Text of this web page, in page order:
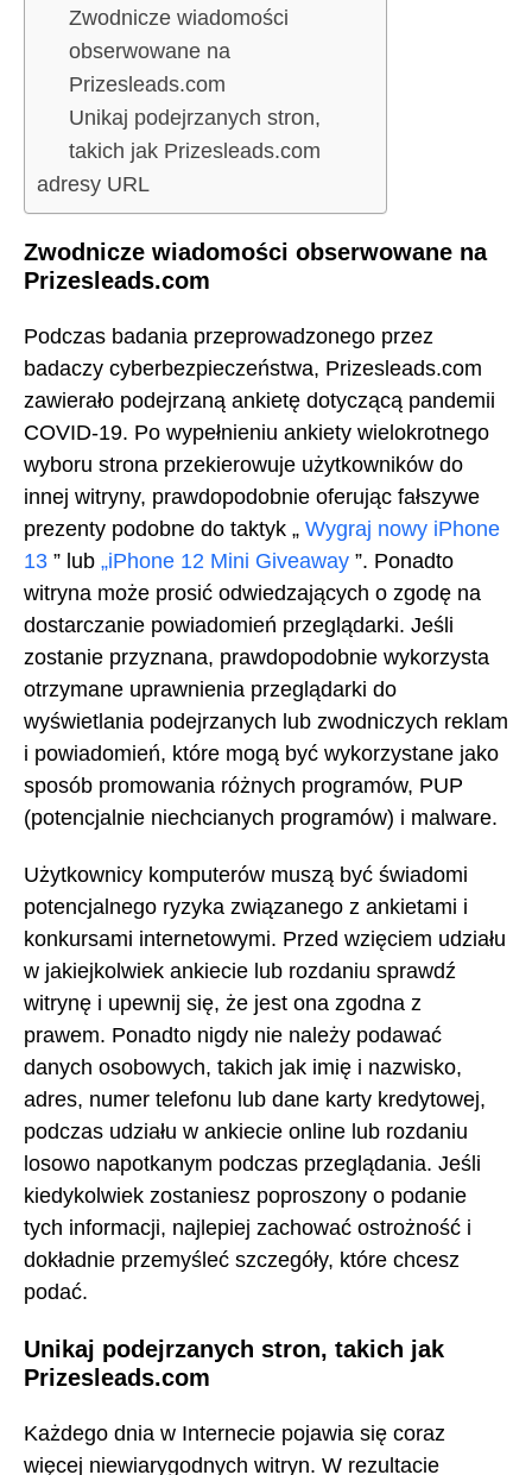
Zwodnicze wiadomości
obserwowane na
Prizesleads.com
Unikaj podejrzanych stron,
takich jak Prizesleads.com
adresy URL
Zwodnicze wiadomości obserwowane na
Prizesleads.com
Podczas badania przeprowadzonego przez
badaczy cyberbezpieczeństwa, Prizesleads.com
zawierało podejrzaną ankietę dotyczącą pandemii
COVID-19. Po wypełnieniu ankiety wielokrotnego
wyboru strona przekierowuje użytkowników do
innej witryny, prawdopodobnie oferując fałszywe
prezenty podobne do taktyk „ Wygraj nowy iPhone
13 ” lub „iPhone 12 Mini Giveaway ”. Ponadto
witryna może prosić odwiedzających o zgodę na
dostarczanie powiadomień przeglądarki. Jeśli
zostanie przyznana, prawdopodobnie wykorzysta
otrzymane uprawnienia przeglądarki do
wyświetlania podejrzanych lub zwodniczych reklam
i powiadomień, które mogą być wykorzystane jako
sposób promowania różnych programów, PUP
(potencjalnie niechcianych programów) i malware.
Użytkownicy komputerów muszą być świadomi
potencjalnego ryzyka związanego z ankietami i
konkursami internetowymi. Przed wzięciem udziału
w jakiejkolwiek ankiecie lub rozdaniu sprawdź
witrynę i upewnij się, że jest ona zgodna z
prawem. Ponadto nigdy nie należy podawać
danych osobowych, takich jak imię i nazwisko,
adres, numer telefonu lub dane karty kredytowej,
podczas udziału w ankiecie online lub rozdaniu
losowo napotkanym podczas przeglądania. Jeśli
kiedykolwiek zostaniesz poproszony o podanie
tych informacji, najlepiej zachować ostrożność i
dokładnie przemyśleć szczegóły, które chcesz
podać.
Unikaj podejrzanych stron, takich jak
Prizesleads.com
Każdego dnia w Internecie pojawia się coraz
więcej niewiarygodnych witryn. W rezultacie